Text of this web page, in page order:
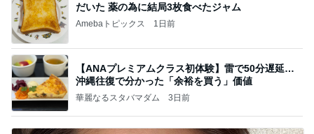
だいた 薬の為に結局3枚食べたジャム
Amebaトピックス 1日前
【ANAプレミアムクラス初体験】雷で50分遅延…
沖縄往復で分かった「余裕を買う」価値
華麗なるスタバマダム 3日前